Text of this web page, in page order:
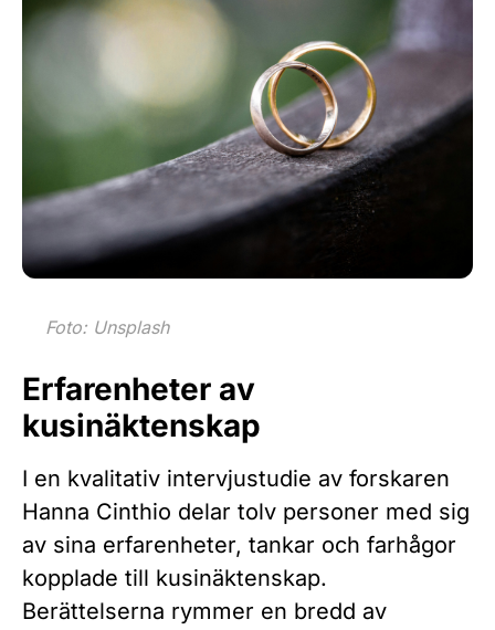
Foto: Unsplash
Erfarenheter av
kusinäktenskap
I en kvalitativ intervjustudie av forskaren
Hanna Cinthio delar tolv personer med sig
av sina erfarenheter, tankar och farhågor
kopplade till kusinäktenskap.
Berättelserna rymmer en bredd av